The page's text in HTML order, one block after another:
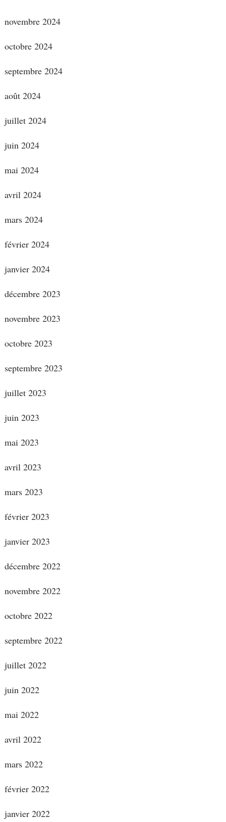
novembre 2024
octobre 2024
septembre 2024
août 2024
juillet 2024
juin 2024
mai 2024
avril 2024
mars 2024
février 2024
janvier 2024
décembre 2023
novembre 2023
octobre 2023
septembre 2023
juillet 2023
juin 2023
mai 2023
avril 2023
mars 2023
février 2023
janvier 2023
décembre 2022
novembre 2022
octobre 2022
septembre 2022
juillet 2022
juin 2022
mai 2022
avril 2022
mars 2022
février 2022
janvier 2022